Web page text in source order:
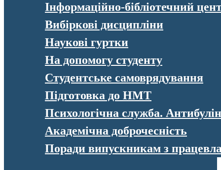
Інформаційно-бібліотечний
Вибіркові дисципліни
Наукові гуртки
На допомогу студенту
Студентське самоврядування
Підготовка до НМТ
Психологічна служба.
Академічна доброчесність
Поради випускникам з